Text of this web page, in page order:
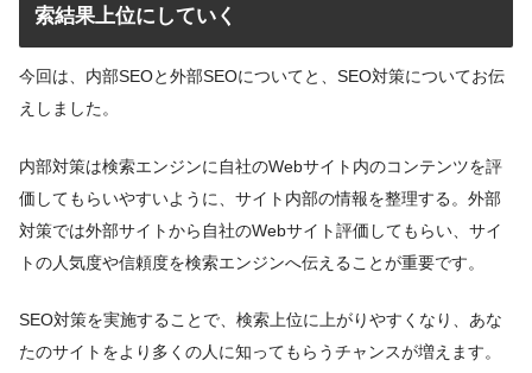
索結果上位にしていく
今回は、内部SEOと外部SEOについてと、SEO対策についてお伝
えしました。
内部対策は検索エンジンに自社のWebサイト内のコンテンツを評
価してもらいやすいように、サイト内部の情報を整理する。外部
対策では外部サイトから自社のWebサイト評価してもらい、サイ
トの人気度や信頼度を検索エンジンへ伝えることが重要です。
SEO対策を実施することで、検索上位に上がりやすくなり、あな
たのサイトをより多くの人に知ってもらうチャンスが増えます。